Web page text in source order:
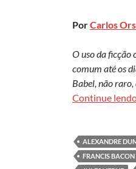
PorCarlos
O uso da ficção
comum até os
Babel, não
Continue
ALEXANDRE
FRANCIS BACON